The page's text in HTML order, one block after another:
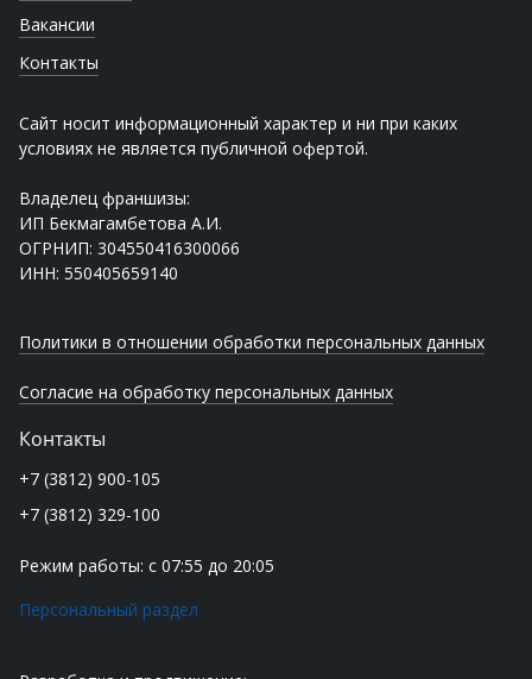
Вакансии
Контакты
Сайт носит информационный характер и ни при каких
условиях не является публичной офертой.
Владелец франшизы:
ИП Бекмагамбетова А.И.
ОГРНИП: 304550416300066
ИНН: 550405659140
Политики в отношении обработки персональных данных
Согласие на обработку персональных данных
Контакты
+7 (3812) 900-105
+7 (3812) 329-100
Режим работы: с 07:55 до 20:05
Персональный раздел